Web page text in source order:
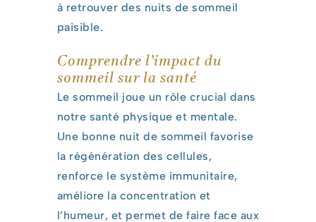
à retrouver des nuits de sommeil
paisible.
Comprendre l’impact du
sommeil sur la santé
Le sommeil joue un rôle crucial dans
notre santé physique et mentale.
Une bonne nuit de sommeil favorise
la régénération des cellules,
renforce le système immunitaire,
améliore la concentration et
l’humeur, et permet de faire face aux